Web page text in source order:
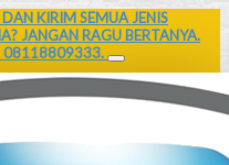
KIRIM SEMUA JENIS
JANGAN RAGU BERTANYA.
08118809333.